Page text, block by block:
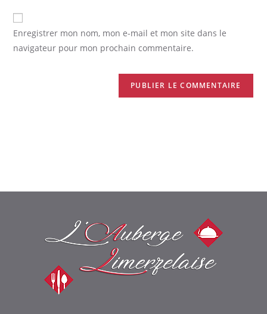
Enregistrer mon nom, mon e-mail et mon site dans le
navigateur pour mon prochain commentaire.